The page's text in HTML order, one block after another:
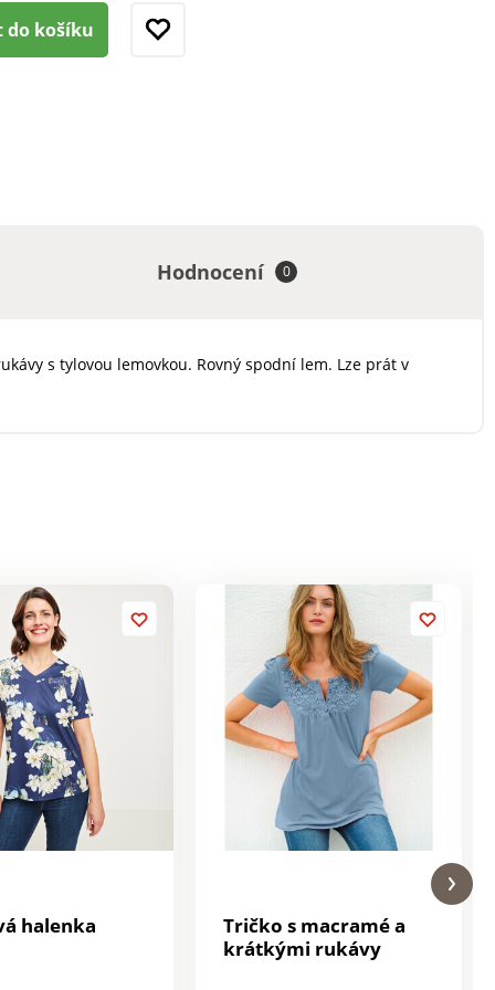
do košíku
Hodnocení 0
s tylovou lemovkou. Rovný spodní lem. Lze prát v
halenka
Tričko s macramé a
krátkými rukávy